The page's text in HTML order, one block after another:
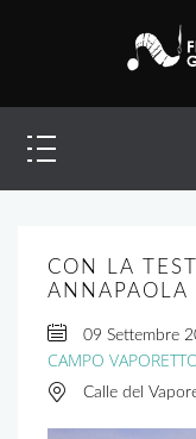
CON LA
ANNAPAOLA
09 Settembre
CAMPO
Calle del